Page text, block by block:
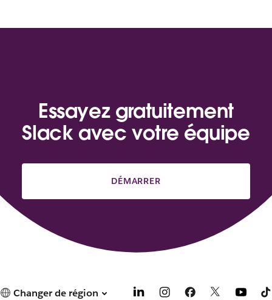
Essayez gratuitement
Slack avec votre équipe
DÉMARRER
Changer de région